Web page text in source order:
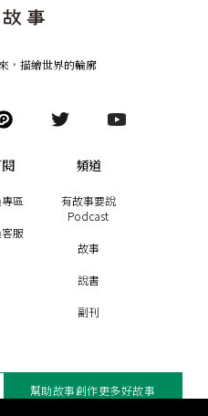
， 描繪世界的輪廓
區
服
頻道
有故事要說
Podcast
故事
說書
副刊
幫助故事創作更多好故事